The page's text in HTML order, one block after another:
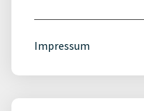
Impressum